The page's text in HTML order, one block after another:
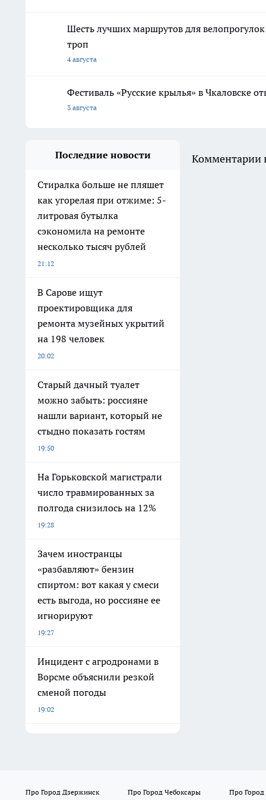
Шесть лучших маршрутов для
троп
4 августа
Фестиваль «Русские крылья» в Чкаловске
3 августа
Последние новости
Стиралка больше не пляшет
как угорелая при отжиме: 5-
литровая бутылка
сэкономила на ремонте
несколько тысяч рублей
21:12
В Сарове ищут
проектировщика для
ремонта музейных укрытий
на 198 человек
20:02
Старый дачный туалет
можно забыть: россияне
нашли вариант, который не
стыдно показать гостям
19:50
На Горьковской магистрали
число травмированных за
полгода снизилось на 12%
19:28
Зачем иностранцы
«разбавляют» бензин
спиртом: вот какая у смеси
есть выгода, но россияне ее
игнорируют
19:27
Инцидент с агродронами в
Ворсме объяснили резкой
сменой погоды
19:02
Комментарии
Про Город Дзержинск Про Город Чебоксары Про Город